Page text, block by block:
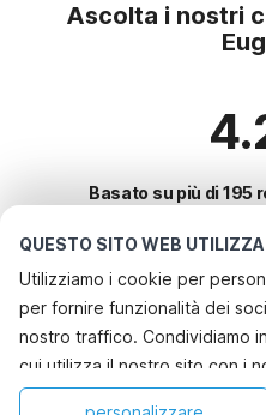
QUESTO SITO WEB
Utilizziamo i cookie per
per fornire funzionalità dei
nostro traffico. Condividiamo
cui utilizza il nostro sito con i
analisi dei dati web, pubblicità
Ascolta i nostri
Basato su più di 195
Le destinazioni più
vacanze
Città con i migliori servizi per
Casa vacanze a misura di bambino